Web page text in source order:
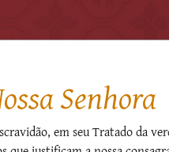
Senhora
em seu Tratado da